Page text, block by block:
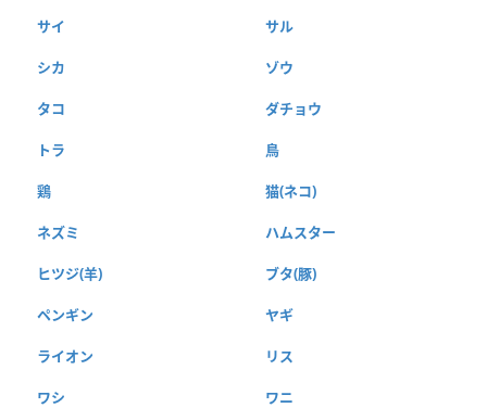
サイ サル
シカ ゾウ
タコ ダチョウ
トラ 鳥
鶏 猫(ネコ)
ネズミ ハムスター
ヒツジ(羊) ブタ(豚)
ペンギン ヤギ
ライオン リス
ワシ ワニ